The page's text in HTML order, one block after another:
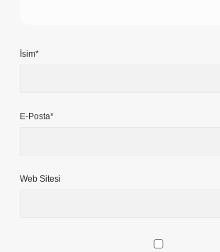
İsim*
E-Posta*
Web Sitesi